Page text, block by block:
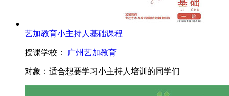
艺加教育小主持人基础课程
授课学校： 广州艺加教育
对象： 适合想要学习小主持人培训的同学们